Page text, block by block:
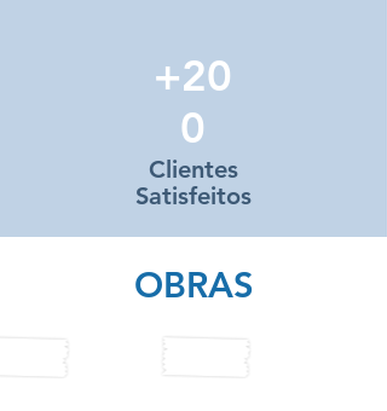
+20
0
Clientes
Satisfeitos
OBRAS